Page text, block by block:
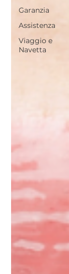
Garanzia
Assistenza
Viaggio e
Navetta